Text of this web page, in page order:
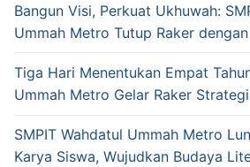
Bangun Visi, Perkuat Ukhuwah:
Ummah Metro Tutup Raker
Tiga Hari Menentukan Empat
Ummah Metro Gelar Raker
SMPIT Wahdatul Ummah Metro
Karya Siswa, Wujudkan Budaya